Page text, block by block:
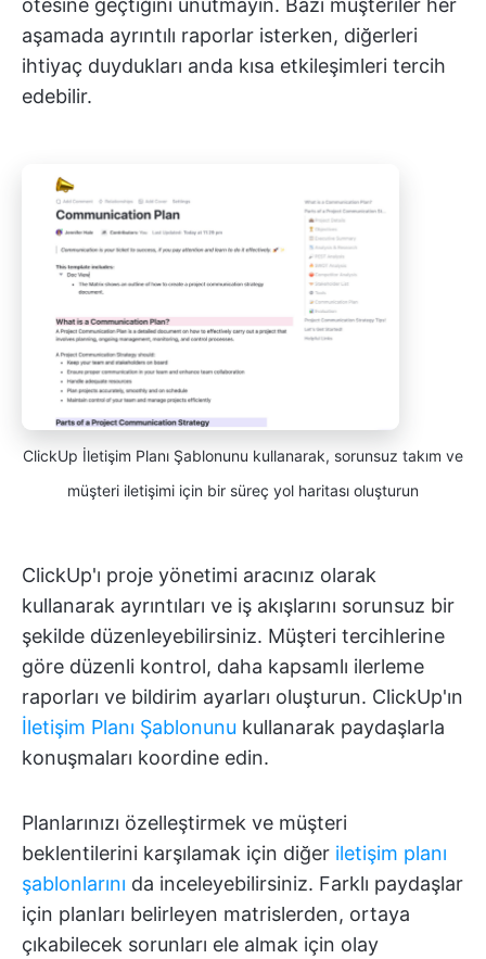
ötesine geçtiğini unutmayın. Bazı müşteriler her
aşamada ayrıntılı raporlar isterken, diğerleri
ihtiyaç duydukları anda kısa etkileşimleri tercih
edebilir.
ClickUp İletişim Planı Şablonunu kullanarak, sorunsuz takım ve
müşteri iletişimi için bir süreç yol haritası oluşturun
ClickUp'ı proje yönetimi aracınız olarak
kullanarak ayrıntıları ve iş akışlarını sorunsuz bir
şekilde düzenleyebilirsiniz. Müşteri tercihlerine
göre düzenli kontrol, daha kapsamlı ilerleme
raporları ve bildirim ayarları oluşturun. ClickUp'ın
İletişim Planı Şablonunu kullanarak paydaşlarla
konuşmaları koordine edin.
Planlarınızı özelleştirmek ve müşteri
beklentilerini karşılamak için diğer iletişim planı
şablonlarını da inceleyebilirsiniz. Farklı paydaşlar
için planları belirleyen matrislerden, ortaya
çıkabilecek sorunları ele almak için olay